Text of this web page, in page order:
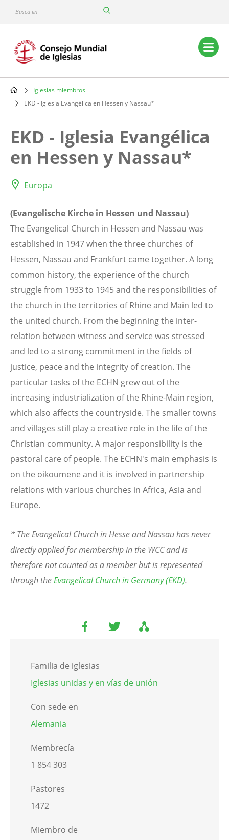
content
Busca
Main
navigation
Breadcrumb
Iglesias miembros
EKD - Iglesia Evangélica en Hessen y Nassau*
EKD - Iglesia Evangélica
en Hessen y Nassau*
Europa
(Evangelische Kirche in Hessen und Nassau)
The Evangelical Church in Hessen and Nassau was
established in 1947 when the three churches of
Hessen, Nassau and Frankfurt came together. A long
common history, the experience of the church
struggle from 1933 to 1945 and the responsibilities of
the church in the territories of Rhine and Main led to
the united church. From the beginning the inter-
relation between witness and service was stressed
and led to a strong commitment in the fields of
justice, peace and the integrity of creation. The
particular tasks of the ECHN grew out of the
increasing industrialization of the Rhine-Main region,
which also affects the countryside. The smaller towns
and villages still play a creative role in the life of the
Christian community. A major responsibility is the
pastoral care of people. The ECHN's main emphasis is
on the oikoumene and it is involved in partnership
relations with various churches in Africa, Asia and
Europe.
* The Evangelical Church in Hesse and Nassau has never
directly applied for membership in the WCC and is
therefore not counted as a member but is represented
through theEvangelical Church in Germany (EKD).
Familia de iglesias
Iglesias unidas y en vías de unión
Con sede en
Alemania
Membrecía
1 854 303
Pastores
1472
Miembro de